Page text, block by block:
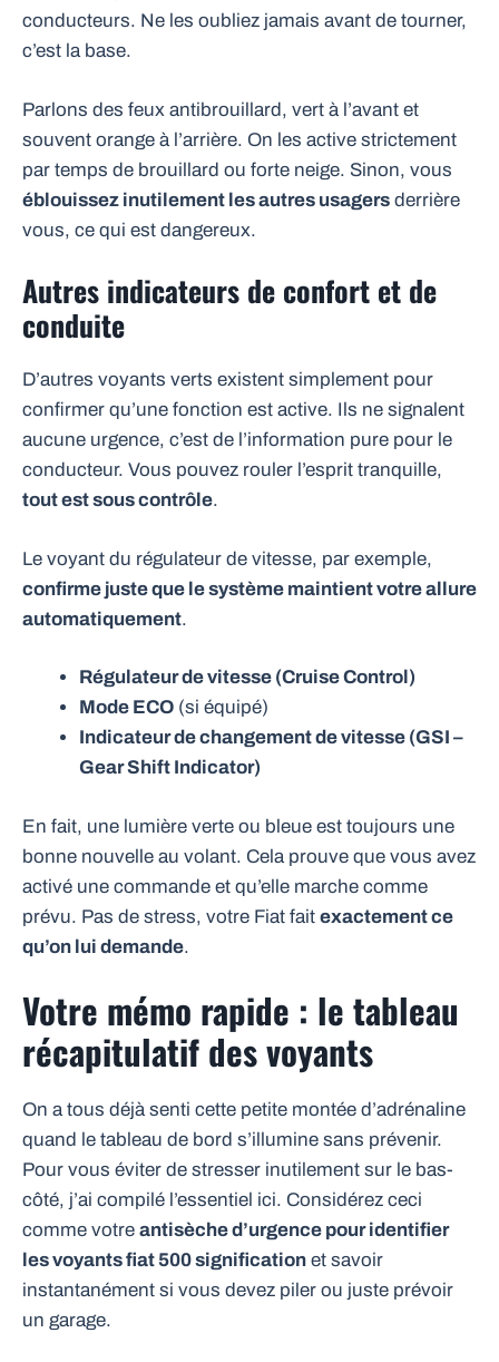
conducteurs. Ne les oubliez jamais avant de tourner,
c’est la base.
Parlons des feux antibrouillard, vert à l’avant et
souvent orange à l’arrière. On les active strictement
par temps de brouillard ou forte neige. Sinon, vous
éblouissez inutilement les autres usagers derrière
vous, ce qui est dangereux.
Autres indicateurs de confort et de
conduite
D’autres voyants verts existent simplement pour
confirmer qu’une fonction est active. Ils ne signalent
aucune urgence, c’est de l’information pure pour le
conducteur. Vous pouvez rouler l’esprit tranquille,
tout est sous contrôle.
Le voyant du régulateur de vitesse, par exemple,
confirme juste que le système maintient votre allure
automatiquement.
Régulateur de vitesse (Cruise Control)
Mode ECO (si équipé)
Indicateur de changement de vitesse (GSI –
Gear Shift Indicator)
En fait, une lumière verte ou bleue est toujours une
bonne nouvelle au volant. Cela prouve que vous avez
activé une commande et qu’elle marche comme
prévu. Pas de stress, votre Fiat fait exactement ce
qu’on lui demande.
Votre mémo rapide : le tableau
récapitulatif des voyants
On a tous déjà senti cette petite montée d’adrénaline
quand le tableau de bord s’illumine sans prévenir.
Pour vous éviter de stresser inutilement sur le bas-
côté, j’ai compilé l’essentiel ici. Considérez ceci
comme votre antisèche d’urgence pour identifier
les voyants fiat 500 signification et savoir
instantanément si vous devez piler ou juste prévoir
un garage.